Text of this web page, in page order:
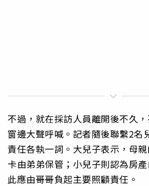
不過，就在採訪人員離開後不久
窗邊大聲呼喊。記者隨後聯繫2名
責任各執一詞。大兒子表示，母
卡由弟弟保管；小兒子則認為房
此應由哥哥負起主要照顧責任。